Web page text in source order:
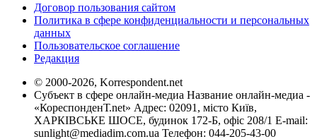
Договор пользования сайтом
Политика в сфере конфиденциальности и персональных
данных
Пользовательское соглашение
Редакция
© 2000-2026, Korrespondent.net
Субъект в сфере онлайн-медиа Название онлайн-медиа -
«КореспонденТ.net» Адрес: 02091, місто Київ,
ХАРКІВСЬКЕ ШОСЕ, будинок 172-Б, офіс 208/1 E-mail:
sunlight@mediadim.com.ua Телефон: 044-205-43-00